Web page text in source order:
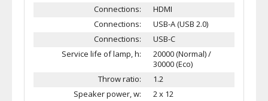
Connections:
HDMI
Connections:
USB-A (USB 2.0)
Connections:
USB-C
Service life of lamp, h:
20000 (Normal) /
30000 (Eco)
Throw ratio:
1.2
Speaker power, w:
2 x 12